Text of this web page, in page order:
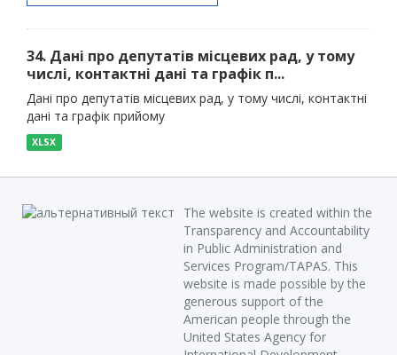
34. Дані про депутатів місцевих рад, у тому
числі, контактні дані та графік п...
Дані про депутатів місцевих рад, у тому числі, контактні
дані та графік прийому
XLSX
The website is created within the
Transparency and Accountability
in Public Administration and
Services Program/TAPAS. This
website is made possible by the
generous support of the
American people through the
United States Agency for